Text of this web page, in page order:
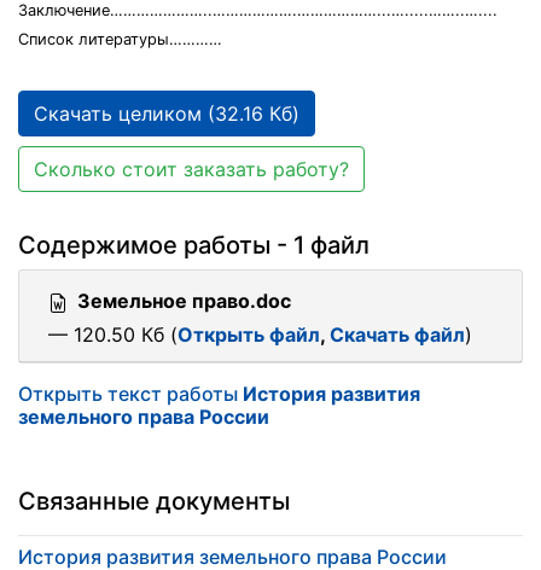
Заключение…………………..……………….………………...….....……..…....
Список литературы…………
Скачать целиком (32.16 Кб)
Сколько стоит заказать работу?
Содержимое работы - 1 файл
Земельное право.doc
— 120.50 Кб (Открыть файл, Скачать файл)
Открыть текст работы История развития
земельного права России
Связанные документы
История развития земельного права России